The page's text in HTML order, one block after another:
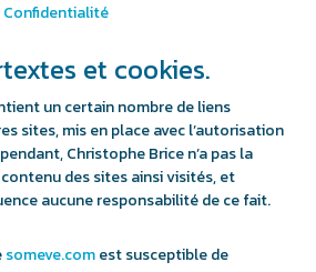
et cookies.
un certain nombre de liens
sites, mis en place avec l’autorisation
Christophe Brice n’a pas la
des sites ainsi visités, et
aucune responsabilité de ce fait.
someve.comest susceptible de